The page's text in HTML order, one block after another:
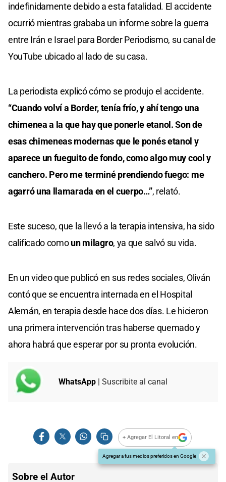
indefinidamente debido a esta fatalidad. El accidente
ocurrió mientras grababa un informe sobre la guerra
entre Irán e Israel para Border Periodismo, su canal de
YouTube ubicado al lado de su casa.
La periodista explicó cómo se produjo el accidente.
“Cuando volví a Border, tenía frío, y ahí tengo una
chimenea a la que hay que ponerle etanol. Son de
esas chimeneas modernas que le ponés etanol y
aparece un fueguito de fondo, como algo muy cool y
canchero. Pero me terminé prendiendo fuego: me
agarró una llamarada en el cuerpo…”, relató.
Este suceso, que la llevó a la terapia intensiva, ha sido
calificado comoun milagro, ya que salvó su vida.
En un video que publicó en sus redes sociales, Oliván
contó que se encuentra internada en el Hospital
Alemán, en terapia desde hace dos días. Le hicieron
una primera intervención tras haberse quemado y
ahora habrá que esperar por su pronta evolución.
WhatsApp | Suscribite al canal
+ Agregar El Litoral en
Agregar a tus medios preferidos en Google
Sobre el Autor